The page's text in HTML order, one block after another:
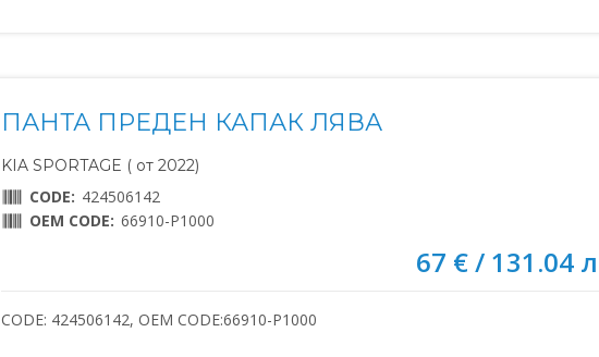
ПАНТА ПРЕДЕН КАПАК ЛЯВА
KIA SPORTAGE ( от 2022)
CODE: 424506142
OEM CODE: 66910-P1000
67 € / 131.04
CODE: 424506142, OEM CODE:66910-P1000